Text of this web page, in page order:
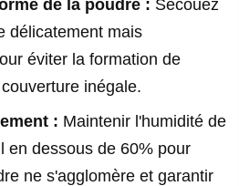
de la poudre : Secouez
délicatement mais
éviter la formation de
inégale.
: Maintenir l'humidité de
en dessous de 60% pour
ne s'agglomère et garantir